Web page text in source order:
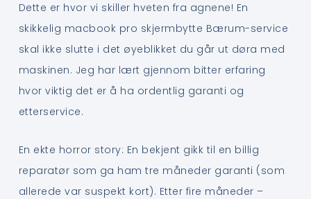
Dette er hvor vi skiller hveten fra agnene! En
skikkelig macbook pro skjermbytte Bærum-service
skal ikke slutte i det øyeblikket du går ut døra med
maskinen. Jeg har lært gjennom bitter erfaring
hvor viktig det er å ha ordentlig garanti og
etterservice.
En ekte horror story: En bekjent gikk til en billig
reparatør som ga ham tre måneder garanti (som
allerede var suspekt kort). Etter fire måneder –